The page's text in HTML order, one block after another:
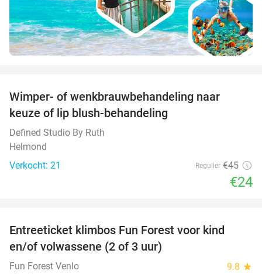
Wimper- of wenkbrauwbehandeling naar
keuze of lip blush-behandeling
Defined Studio By Ruth
Helmond
Verkocht: 21
Regulier €45
€24
Entreeticket klimbos Fun Forest voor kind
en/of volwassene (2 of 3 uur)
Fun Forest Venlo 9.8 star